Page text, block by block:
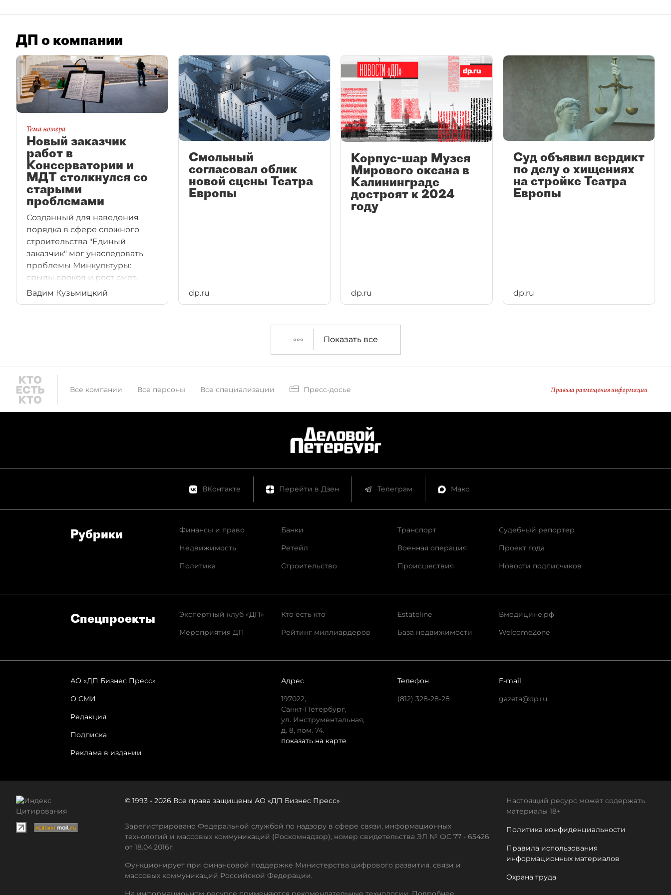
ДП о компании
Тема номера
Новый заказчик
работ в
Консерватории и
МДТ столкнулся со
старыми
проблемами
Созданный для наведения
порядка в сфере сложного
строительства "Единый
заказчик" мог унаследовать
проблемы Минкультуры:
срывы сроков и рост смет.
Эксперты спорят
Вадим Кузьмицкий
Смольный
согласовал облик
новой сцены Театра
Европы
dp.ru
Корпус-шар Музея
Мирового океана в
Калининграде
достроят к 2024
году
dp.ru
Суд объявил вердикт
по делу о хищениях
на стройке Театра
Европы
dp.ru
Показать все
Все компании Все персоны Все специализации Пресс-досье Правила размещения информации
ВКонтакте Перейти в Дзен Телеграм Макс
Рубрики
Финансы и право
Недвижимость
Политика
Банки
Ретейл
Строительство
Транспорт
Военная операция
Происшествия
Судебный репортер
Проект года
Новости подписчиков
Спец­проекты
Экспертный клуб «ДП»
Мероприятия ДП
Кто есть кто
Рейтинг миллиардеров
Estateline
База недвижимости
Вмедицине.рф
WelcomeZone
АО «ДП Бизнес Пресс»
О СМИ
Редакция
Подписка
Реклама в издании
Адрес
197022,
Санкт-Петербург,
ул. Инструментальная,
д. 8, пом. 74.
показать на карте
Телефон
(812) 328-28-28
E-mail
gazeta@dp.ru
© 1993 - 2026 Все права защищены АО «ДП Бизнес Пресс»
Зарегистрировано Федеральной службой по надзору в сфере связи, информационных
технологий и массовых коммуникаций (Роскомнадзор), номер свидетельства ЭЛ № ФС 77 - 65426
от 18.04.2016г.
Функционирует при финансовой поддержке Министерства цифрового развития, связи и
массовых коммуникаций Российской Федерации.
Настоящий ресурс может содержать
материалы 18+
Политика конфиденциальности
Правила использования
информационных материалов
Охрана труда